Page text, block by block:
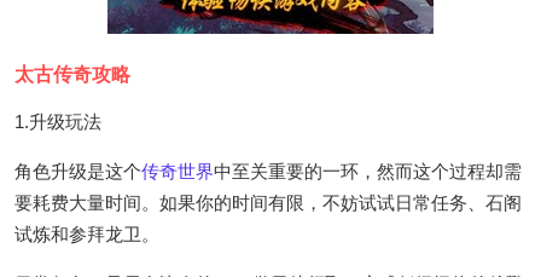
太古传奇攻略
1.升级玩法
角色升级是这个传奇世界中至关重要的一环，然而这个过程却需
要耗费大量时间。如果你的时间有限，不妨试试日常任务、石阁
试炼和参拜龙卫。